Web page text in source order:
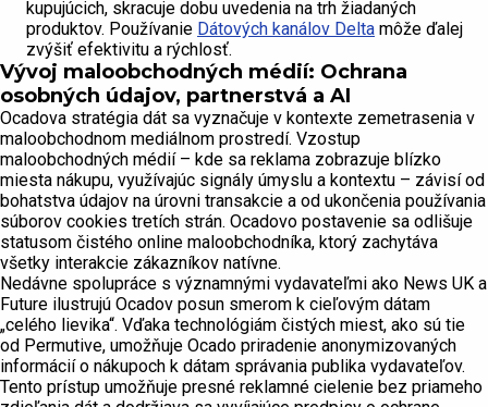
kupujúcich, skracuje dobu uvedenia na trh žiadaných
produktov. Používanie Dátových kanálov Delta môže ďalej
zvýšiť efektivitu a rýchlosť.
Vývoj maloobchodných médií: Ochrana
osobných údajov, partnerstvá a AI
Ocadova stratégia dát sa vyznačuje v kontexte zemetrasenia v
maloobchodnom mediálnom prostredí. Vzostup
maloobchodných médií – kde sa reklama zobrazuje blízko
miesta nákupu, využívajúc signály úmyslu a kontextu – závisí od
bohatstva údajov na úrovni transakcie a od ukončenia používania
súborov cookies tretích strán. Ocadovo postavenie sa odlišuje
statusom čistého online maloobchodníka, ktorý zachytáva
všetky interakcie zákazníkov natívne.
Nedávne spolupráce s významnými vydavateľmi ako News UK a
Future ilustrujú Ocadov posun smerom k cieľovým dátam
„celého lievika“. Vďaka technológiám čistých miest, ako sú tie
od Permutive, umožňuje Ocado priradenie anonymizovaných
informácií o nákupoch k dátam správania publika vydavateľov.
Tento prístup umožňuje presné reklamné cielenie bez priameho